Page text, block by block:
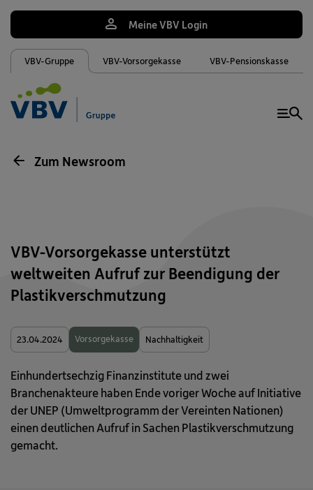
VBV-Gruppe VBV-Vorsorgekasse VBV-Pensionskasse
Meine VBV Login
Zum Newsroom
VBV-Vorsorgekasse unterstützt
weltweiten Aufruf zur Beendigung der
Plastikverschmutzung
23.04.2024 Vorsorgekasse Nachhaltigkeit
Einhundertsechzig Finanzinstitute und zwei
Branchenakteure haben Ende voriger Woche auf Initiative
der UNEP (Umweltprogramm der Vereinten Nationen)
einen deutlichen Aufruf in Sachen Plastikverschmutzung
gemacht.